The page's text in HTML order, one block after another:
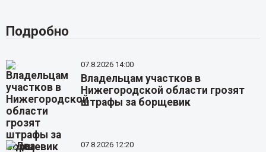
Подробно
07.8.2026 14:00
Владельцам участков в
Нижегородской области грозят
штрафы за борщевик
07.8.2026 12:20